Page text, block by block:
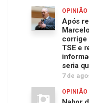
OPINIÃO
Após
corrige
TSE e
seria
7 de
OPINIÃO